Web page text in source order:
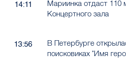
14:11
Мариинка отдаст 110
Концертного зала
13:56
В Петербурге
поисковиках "Имя